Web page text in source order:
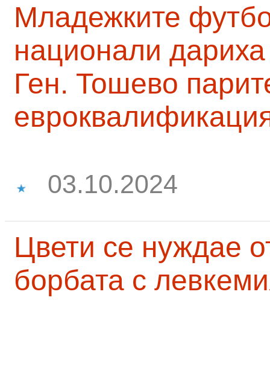
Младежките
национали
Ген. Тошево
03.10.2024
Цвети се нуждае
борбата с